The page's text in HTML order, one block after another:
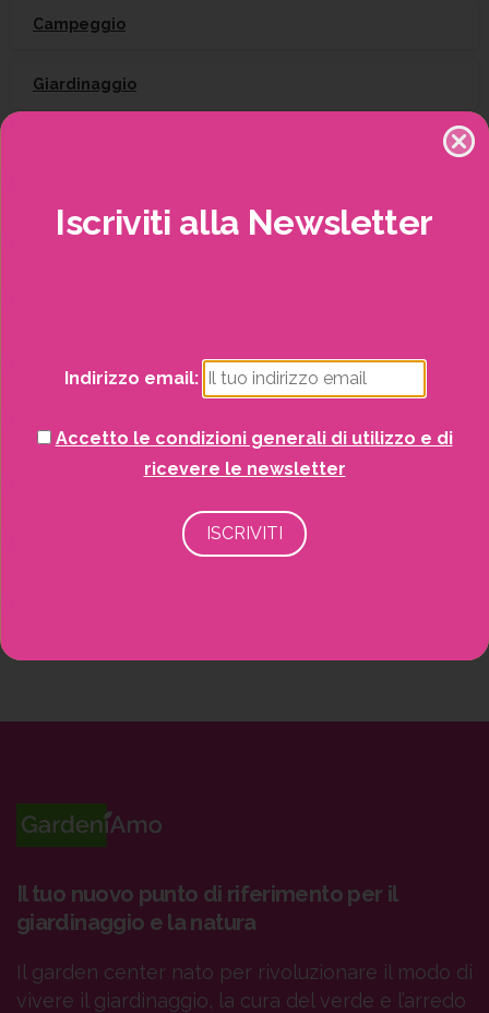
Campeggio
Giardinaggio
Piscine e idro
Recinzioni
Il tuo nuovo punto di riferimento per il
giardinaggio e la natura
Il garden center nato per rivoluzionare il modo di
vivere il giardinaggio, la cura del verde e l’arredo
Iscriviti alla Newsletter
Indirizzo email:
Accetto le condizioni generali di utilizzo e di
ricevere le newsletter